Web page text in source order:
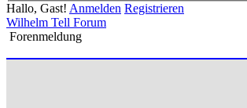
Hallo, Gast! Anmelden Registrieren
Wilhelm Tell Forum
Forenmeldung